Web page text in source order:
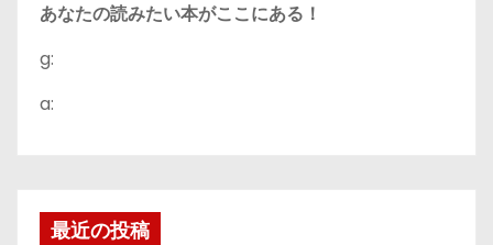
あなたの読みたい本がここにある！
g:
a:
最近の投稿